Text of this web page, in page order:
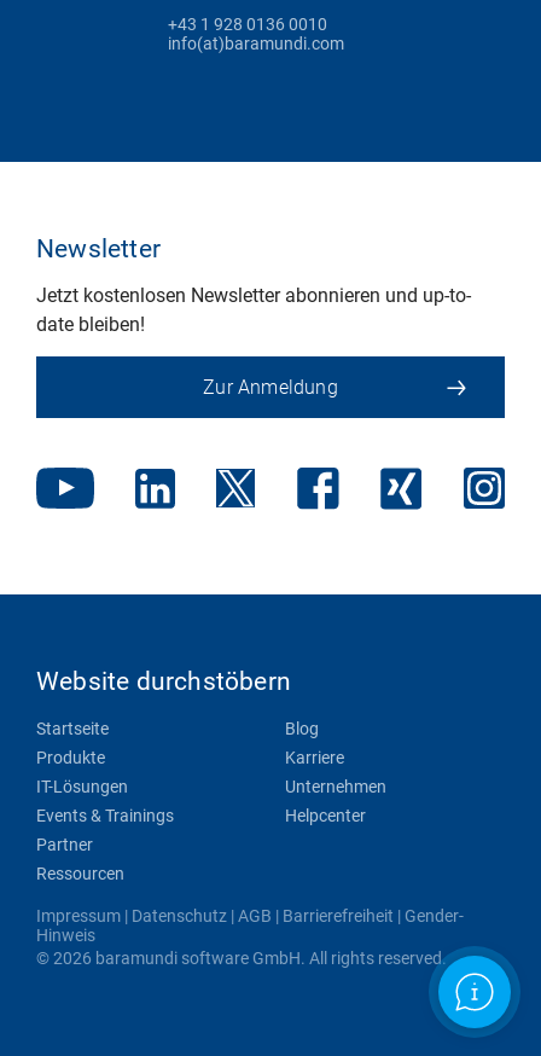
+43 1 928 0136 0010
info(at)baramundi.com
Newsletter
Jetzt kostenlosen Newsletter abonnieren und up-to-
date bleiben!
Zur Anmeldung
Website durchstöbern
Startseite
Produkte
IT-Lösungen
Events & Trainings
Partner
Ressourcen
Blog
Karriere
Unternehmen
Helpcenter
Impressum | Datenschutz |AGB | Barrierefreiheit | Gender-
Hinweis
© 2026 baramundi software GmbH. All rights reserved.